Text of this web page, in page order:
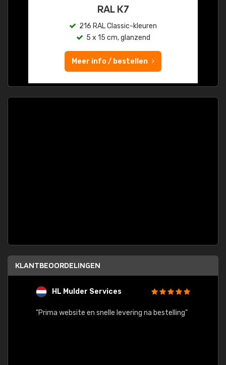
RAL K7
216 RAL Classic-kleuren
5 x 15 cm, glanzend
Meer info / bestellen
KLANTBEOORDELINGEN
HL Mulder Services
"Prima website en snelle levering na bestelling"